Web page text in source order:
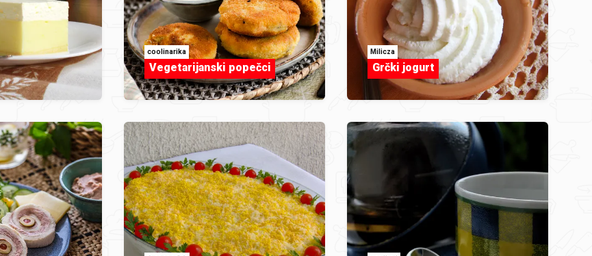
coolinarika
Vegetarijanski popečci
Milicza
Grčki jogurt